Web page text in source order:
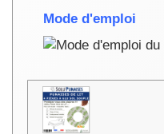
Mode d'emploi